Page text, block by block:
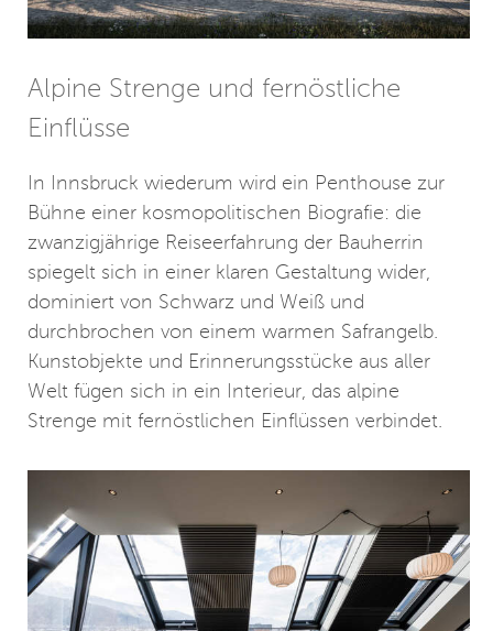
Alpine Strenge und fernöstliche
Einflüsse
In Innsbruck wiederum wird ein Penthouse zur
Bühne einer kosmopolitischen Biografie: die
zwanzigjährige Reiseerfahrung der Bauherrin
spiegelt sich in einer klaren Gestaltung wider,
dominiert von Schwarz und Weiß und
durchbrochen von einem warmen Safrangelb.
Kunstobjekte und Erinnerungsstücke aus aller
Welt fügen sich in ein Interieur, das alpine
Strenge mit fernöstlichen Einflüssen verbindet.